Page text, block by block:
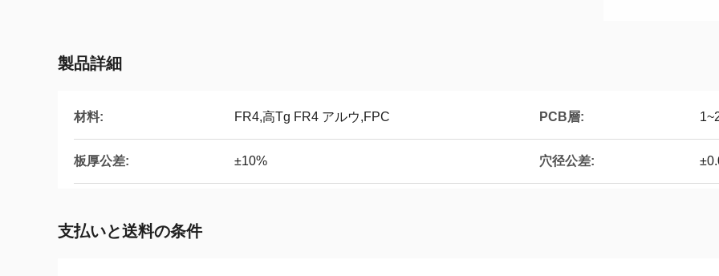
製品詳細
材料: FR4,高Tg FR4 アルウ,FPC PCB層:
板厚公差: ±10% 穴径公差:
支払いと送料の条件